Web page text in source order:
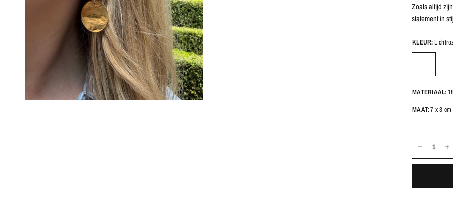
Zoals altijd
statement in
KLEUR:
MATERIAAL:
MAAT:7 x 3 cm